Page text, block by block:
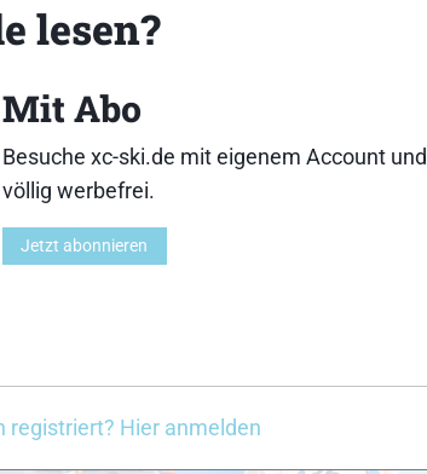
24 25
lesen?
Mit Abo
Besuche xc-ski.de mit eigenem Account und
völlig werbefrei.
Jetzt abonnieren
registriert? Hier anmelden